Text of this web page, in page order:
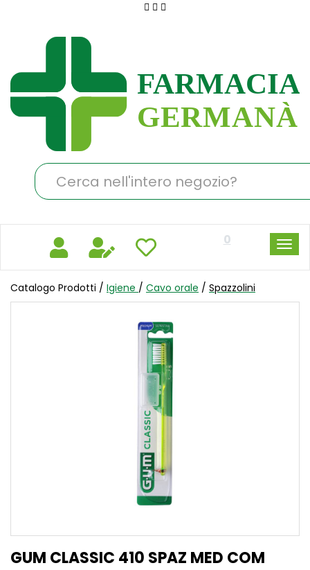
principale
Germanà
Cerca
Prodotto
0
Catalogo Prodotti / Igiene / Cavo orale / Spazzolini
GUM CLASSIC 410 SPAZ MED COM